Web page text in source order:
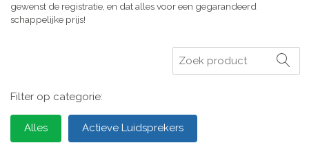
gewenst de registratie, en dat alles voor een gegarandeerd
schappelijke prijs!
Zoeken
Filter op categorie:
Alles Actieve Luidsprekers